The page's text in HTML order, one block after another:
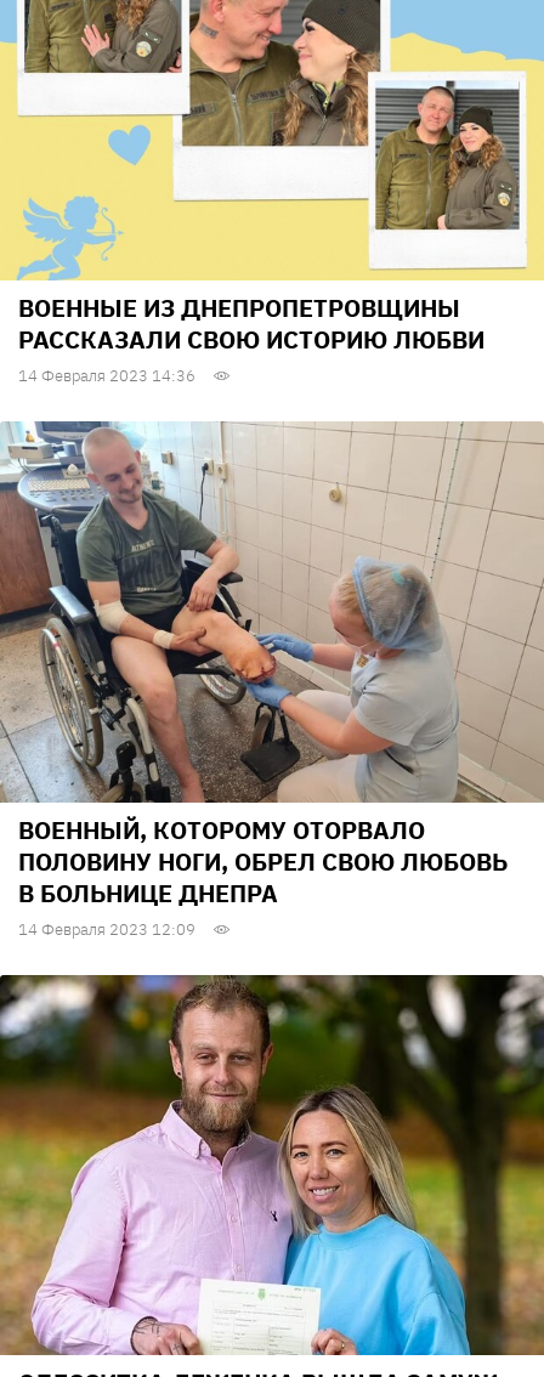
ВОЕННЫЕ ИЗ ДНЕПРОПЕТРОВЩИНЫ
РАССКАЗАЛИ СВОЮ ИСТОРИЮ ЛЮБВИ
14 Февраля 2023 14:36
ВОЕННЫЙ, КОТОРОМУ ОТОРВАЛО
ПОЛОВИНУ НОГИ, ОБРЕЛ СВОЮ ЛЮБОВЬ
В БОЛЬНИЦЕ ДНЕПРА
14 Февраля 2023 12:09